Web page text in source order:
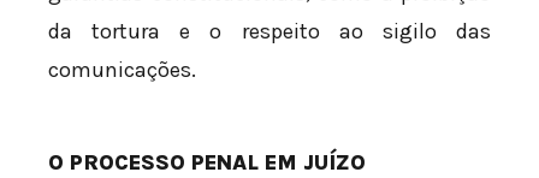
da tortura e o respeito ao sigilo das
comunicações.
O PROCESSO PENAL EM JUÍZO